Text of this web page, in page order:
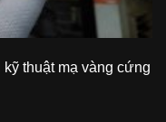
thuật mạ vàng cứng